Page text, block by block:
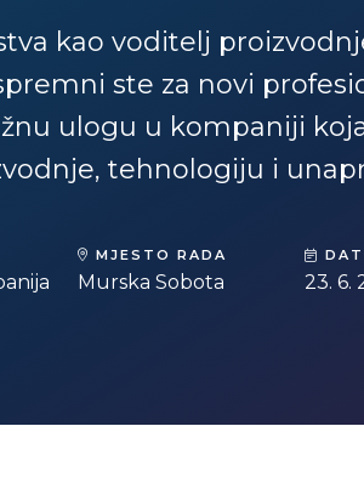
kao voditelj
ste za novi
ulogu u kompaniji
tehnologiju i
MJESTO RADA
Murska Sobota 23. 6.